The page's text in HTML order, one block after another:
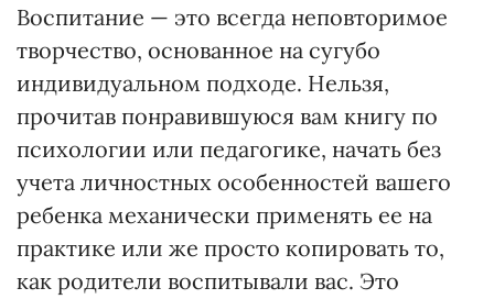
Воспитание — это всегда неповторимое
творчество, основанное на сугубо
индивидуальном подходе. Нельзя,
прочитав понравившуюся вам книгу по
психологии или педагогике, начать без
учета личностных особенностей вашего
ребенка механически применять ее на
практике или же просто копировать то,
как родители воспитывали вас. Это